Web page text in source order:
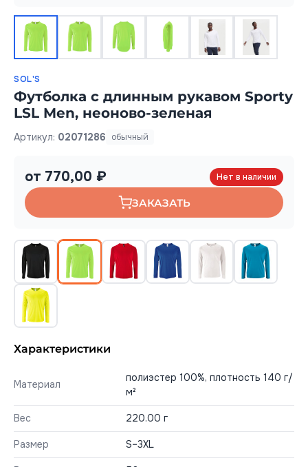
SOL'S
Футболка с длинным рукавом Sporty
LSL Men, неоново-зеленая
Артикул: 02071286 обычный
от 770,00 ₽ Нет в наличии
ЗАКАЗАТЬ
Характеристики
Материал
полиэстер 100%, плотность 140 г/
м²
Вес 220.00 г
Размер S–3XL